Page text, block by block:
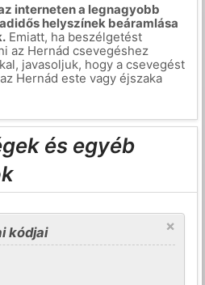
interneten a legnagyobb
helyszínek beáramlása
Emiatt, ha beszélgetést
az Hernád csevegéshez
javasoljuk, hogy a csevegést
Hernád este vagy éjszaka
és egyéb
×
kódjai